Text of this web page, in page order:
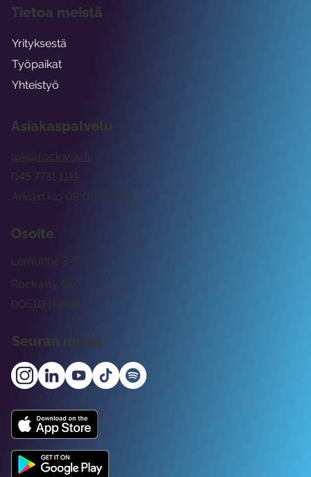
Asiakaspalvelu
tuki@rockway.fi
Arkisin klo 09:00 -15:00
045 7731 1111
Osoite
Rockway Oy
Lemuntie 3-5
00510 Helsinki
Seuraa meitä
Tietoa meistä
Yrityksestä
Työpaikat
Yhteistyö